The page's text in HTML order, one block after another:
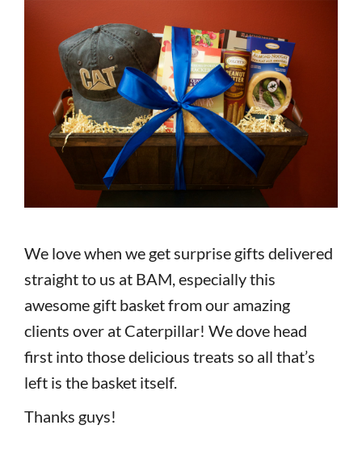
We love when we get surprise gifts delivered
straight to us at BAM, especially this
awesome gift basket from our amazing
clients over at Caterpillar! We dove head
first into those delicious treats so all that’s
left is the basket itself.
Thanks guys!